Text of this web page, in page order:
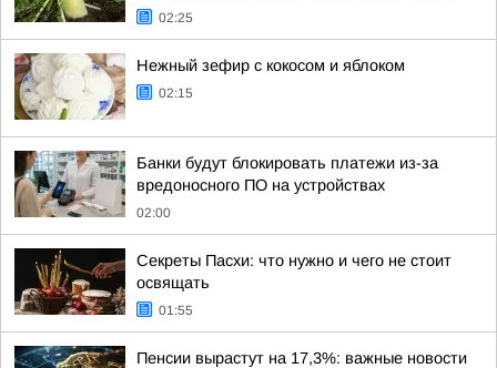
02:25
Нежный зефир с кокосом и яблоком
02:15
Банки будут блокировать платежи из-за
вредоносного ПО на устройствах
02:00
Секреты Пасхи: что нужно и чего не стоит
освящать
01:55
Пенсии вырастут на 17,3%: важные новости